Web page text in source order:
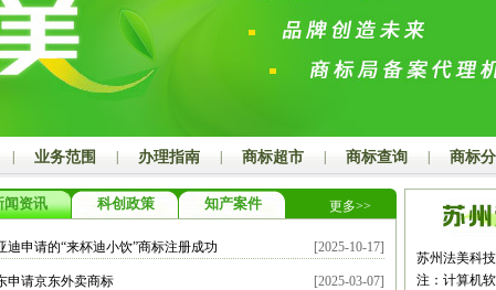
昌 襄阳 鄂
衡阳 邵阳
尔多斯
呼
邢台 保定
晋城 朔州
溪 丹东 锦
鹤岗 双鸭
都 自贡 攀
业务范围 办理指南 商标超市 商标查询 商标
闻资讯 科创政策 知产案件 更多>>
迪申请的“来杯迪小饮”商标注册成功 [2025-10-17]
申请京东外卖商标 [2025-03-07]
苏州法美科
注：计算机